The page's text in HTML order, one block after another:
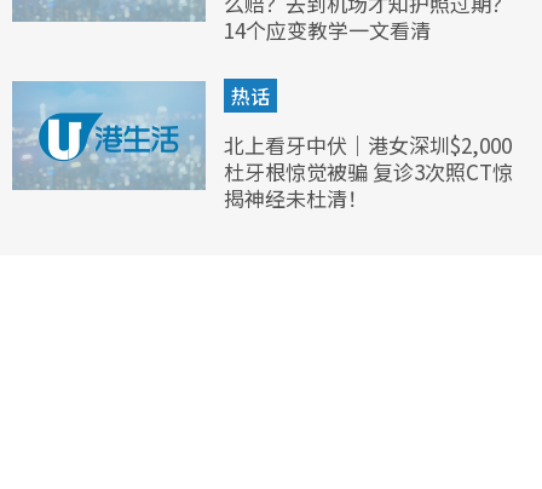
14个应变教学一文看清
热话
北上看牙中伏｜港女深圳$2,000
杜牙根惊觉被骗 复诊3次照CT惊
揭神经未杜清！